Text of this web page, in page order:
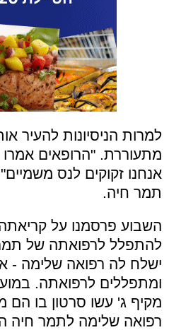
למרות הניסיונות להעיר
מתעוררת. "הרופאים אמרו
אנחנו זקוקים לנס
תמר חיה.
השבוע פרסמנו על
להתפלל לרפואתה של
ישלח לה רפואה שלימה -
ומתפללים לרפואתה.
מקיף ג' עשו סרטון בו הם
רפואה שלימה לתמר חיה